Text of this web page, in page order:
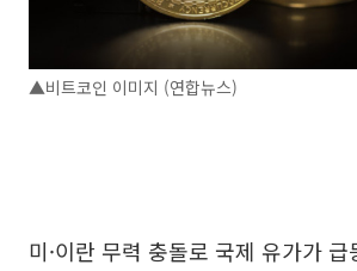
▲비트코인 이미지 (연합뉴스)
미·이란 무력 충돌로 국제 유가가 급